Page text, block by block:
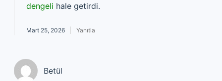
dengeli hale getirdi.
Mart 25, 2026 Yanıtla
Betül